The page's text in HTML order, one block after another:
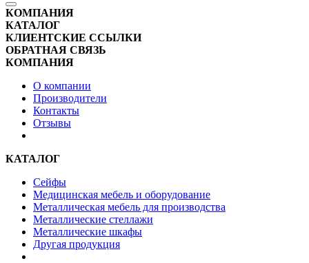
КОМПАНИЯ
КАТАЛОГ
КЛИЕНТСКИЕ ССЫЛКИ
ОБРАТНАЯ СВЯЗЬ
КОМПАНИЯ
О компании
Производители
Контакты
Отзывы
КАТАЛОГ
Сейфы
Медицинская мебель и оборудование
Металлическая мебель для производства
Металлические стеллажи
Металлические шкафы
Другая продукция